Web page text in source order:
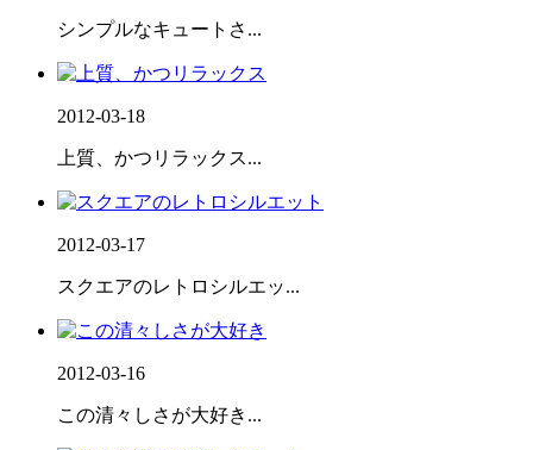
シンプルなキュートさ...
2012-03-18
上質、かつリラックス...
2012-03-17
スクエアのレトロシルエッ...
2012-03-16
この清々しさが大好き...